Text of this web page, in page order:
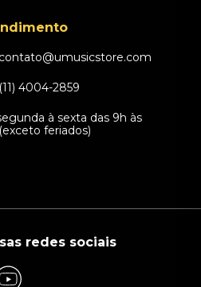
contato@umusicstore.com
(11) 4004-2859
à sexta das 9h às
feriados)
redes sociais